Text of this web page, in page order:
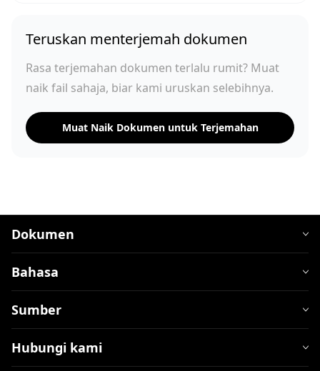
Teruskan menterjemah dokumen
Rasa terjemahan dokumen terlalu rumit? Muat
naik fail sahaja, biar kami uruskan selebihnya.
Muat Naik Dokumen untuk Terjemahan
Dokumen
Bahasa
Sumber
Hubungi kami